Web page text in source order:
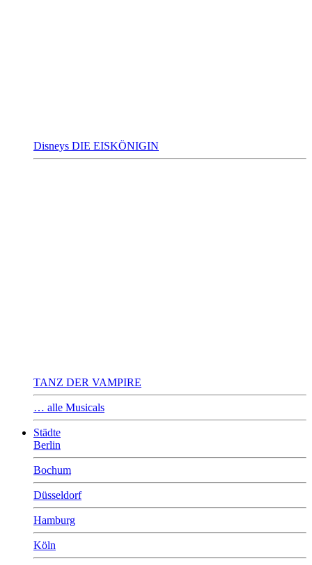
Disneys DIE EISKÖNIGIN
TANZ DER VAMPIRE
… alle Musicals
Städte
Berlin
Bochum
Düsseldorf
Hamburg
Köln